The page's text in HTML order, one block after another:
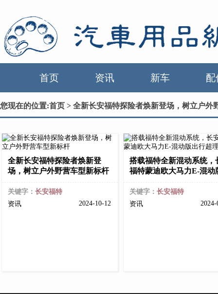
首页 资讯 新车 配
您现在的位置:首页 > 全新长安福特探险者焕新登场，树立户外
全新长安福特探险者焕新登
场，树立户外野营车型新标杆
关键字： 长安福特
资讯
2024-10-12
搭载福特全新混动系统，
福特蒙迪欧大马力E-混动
关键字： 长安福特
资讯